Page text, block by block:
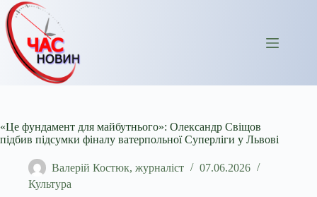
Перейти
до
вмісту
«Це фундамент для майбутнього»: Олександр Свіщов
підбив підсумки фіналу ватерпольної Суперліги у Львові
Валерій Костюк, журналіст
07.06.2026
Культура